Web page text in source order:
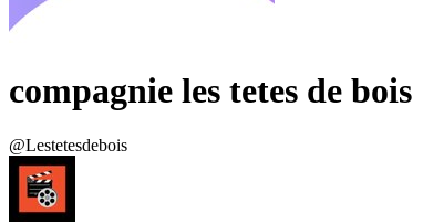
compagnie les tetes de bois
@Lestetesdebois